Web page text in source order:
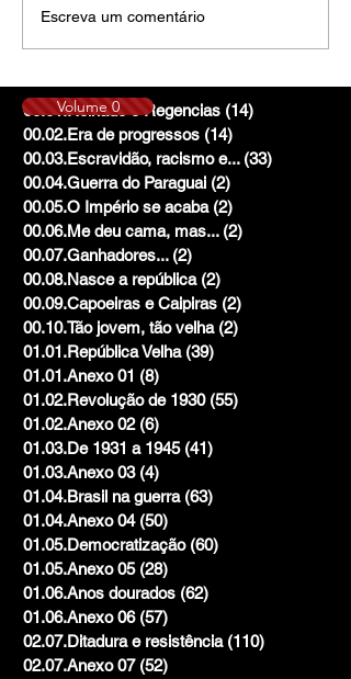
Escreva um comentário
00.01.Reinado e Regencias (14)
00.02.Era de progressos (14)
00.03.Escravidão, racismo e... (33)
00.04.Guerra do Paraguai (2)
00.05.O Império se acaba (2)
00.06.Me deu cama, mas... (2)
00.07.Ganhadores... (2)
00.08.Nasce a república (2)
00.09.Capoeiras e Caipiras (2)
00.10.Tão jovem, tão velha (2)
01.01.República Velha (39)
01.01.Anexo 01 (8)
01.02.Revolução de 1930 (55)
01.02.Anexo 02 (6)
01.03.De 1931 a 1945 (41)
01.03.Anexo 03 (4)
01.04.Brasil na guerra (63)
01.04.Anexo 04 (50)
01.05.Democratização (60)
01.05.Anexo 05 (28)
01.06.Anos dourados (62)
01.06.Anexo 06 (57)
02.07.Ditadura e resistência (110)
02.07.Anexo 07 (52)
Volume 0